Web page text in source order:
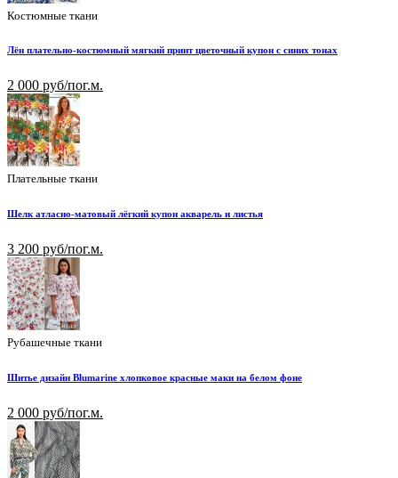
Костюмные ткани
Лён плательно-костюмный мягкий принт цветочный купон с синих тонах
2 000 руб/пог.м.
Плательные ткани
Шелк атласно-матовый лёгкий купон акварель и листья
3 200 руб/пог.м.
Рубашечные ткани
Шитье дизайн Blumarine хлопковое красные маки на белом фоне
2 000 руб/пог.м.